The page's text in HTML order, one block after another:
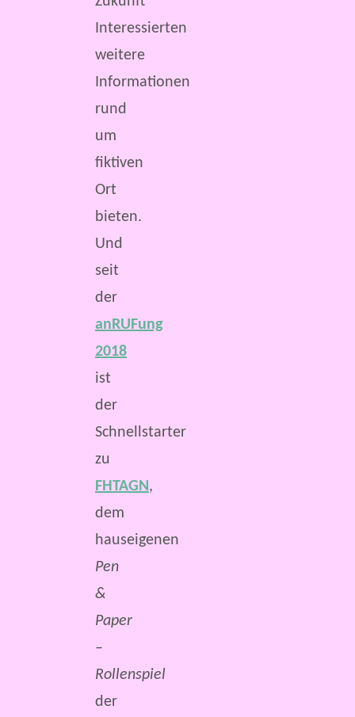
Interessierten
weitere
Informationen
rund
um
fiktiven
Ort
bieten.
Und
seit
der
anRUFung
2018
ist
der
Schnellstarter
zu
FHTAGN,
dem
hauseigenen
Pen
&
Paper
–
Rollenspiel
der